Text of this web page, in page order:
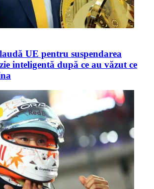
UE pentru suspendarea
inteligentă după ce au văzut ce